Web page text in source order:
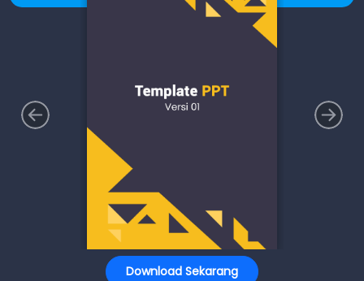
Download Sekarang